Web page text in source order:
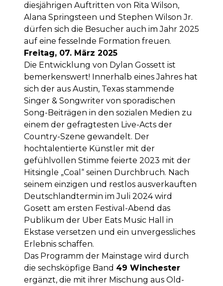
diesjährigen Auftritten von Rita Wilson,
Alana Springsteen und Stephen Wilson Jr.
dürfen sich die Besucher auch im Jahr 2025
auf eine fesselnde Formation freuen.
Freitag, 07. März 2025
Die Entwicklung von Dylan Gossett ist
bemerkenswert! Innerhalb eines Jahres hat
sich der aus Austin, Texas stammende
Singer & Songwriter von sporadischen
Song-Beiträgen in den sozialen Medien zu
einem der gefragtesten Live-Acts der
Country-Szene gewandelt. Der
hochtalentierte Künstler mit der
gefühlvollen Stimme feierte 2023 mit der
Hitsingle „Coal“ seinen Durchbruch. Nach
seinem einzigen und restlos ausverkauften
Deutschlandtermin im Juli 2024 wird
Gosett am ersten Festival-Abend das
Publikum der Uber Eats Music Hall in
Ekstase versetzen und ein unvergessliches
Erlebnis schaffen.
Das Programm der Mainstage wird durch
die sechsköpfige Band 49 Winchester
ergänzt, die mit ihrer Mischung aus Old-